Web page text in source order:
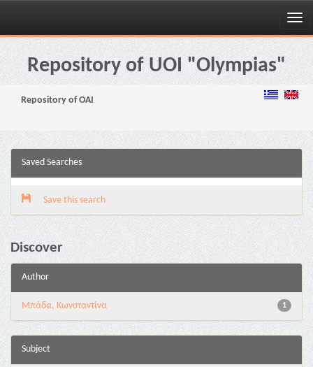
Skip
navigationRepository of UOI "Olympias"
Repository of OAI
Saved Searches
Save this search
Discover
Author
1
Μπάδα, Κωνσταντίνα
Subject